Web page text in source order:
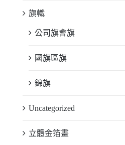
旗幟
公司旗會旗
國旗區旗
錦旗
Uncategorized
立體金箔畫